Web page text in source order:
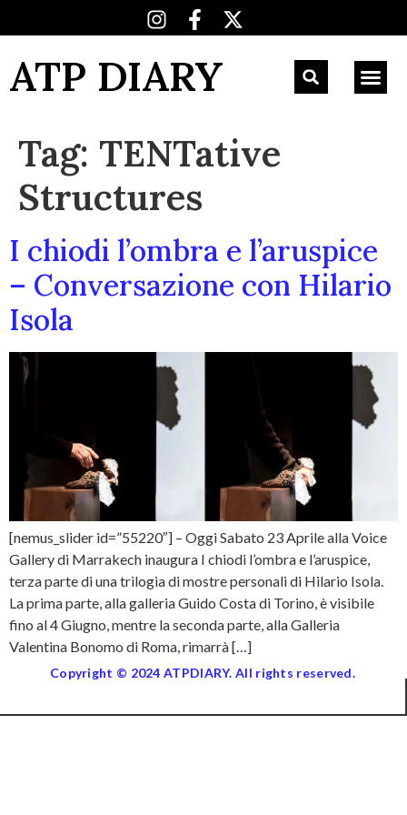
ATP DIARY
Tag: TENTative
Structures
I chiodi l’ombra e l’aruspice
– Conversazione con Hilario
Isola
[nemus_slider id=”55220″] – Oggi Sabato 23 Aprile alla Voice
Gallery di Marrakech inaugura I chiodi l’ombra e l’aruspice,
terza parte di una trilogia di mostre personali di Hilario Isola.
La prima parte, alla galleria Guido Costa di Torino, è visibile
fino al 4 Giugno, mentre la seconda parte, alla Galleria
Valentina Bonomo di Roma, rimarrà […]
Copyright © 2024 ATPDIARY. All rights reserved.